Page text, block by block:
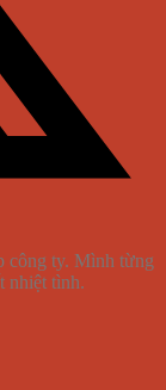
công ty. Mình từng
nhiệt tình.